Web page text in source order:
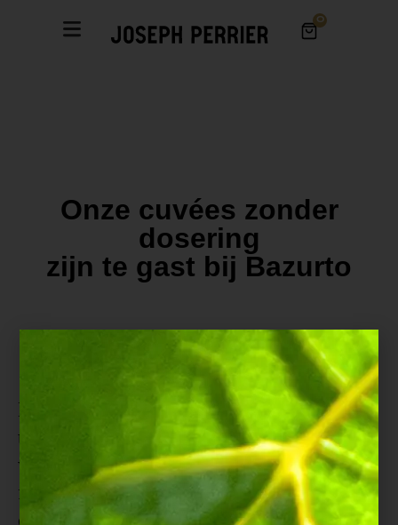
0
Onze cuvées zonder
dosering
zijn te gast bij Bazurto
Het Bazurto, dat verwijst naar een
traditionele Colombiaanse markt,
weerspiegelt het karakter van Juan:
feestelijk, modern en hartelijk. Deze
culinaire reis past perfect bij onze Cuvée